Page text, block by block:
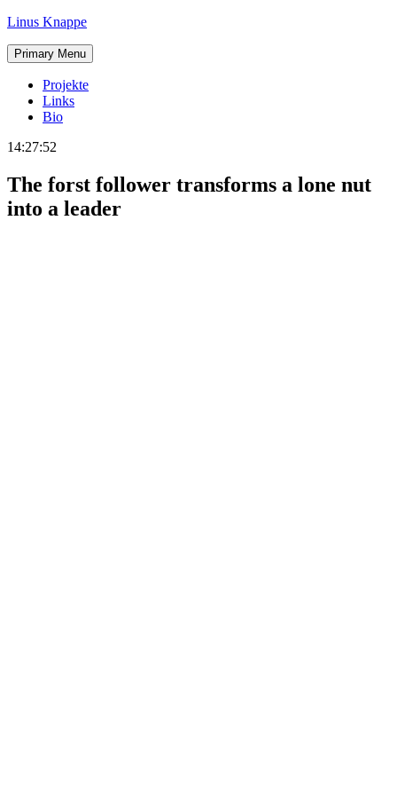
Skip
content
Linus Knappe
Primary Menu
Projekte
Links
Bio
14:27:53
The forst follower transforms a lone nut
into a leader